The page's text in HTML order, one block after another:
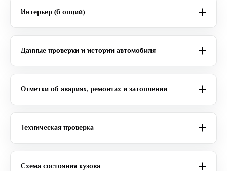
Интерьер (6 опций)
Данные проверки и истории автомобиля
Отметки об авариях, ремонтах и затоплении
Техническая проверка
Схема состояния кузова